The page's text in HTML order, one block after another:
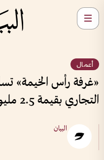
أعمال
«غرفة رأس الخيمة»
التجاري بقيمة 2.5 مليون درهم
البيان